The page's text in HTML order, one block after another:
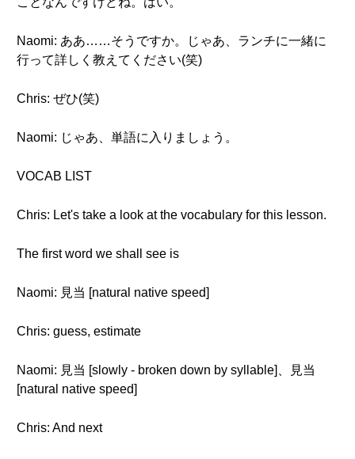
Naomi: ああ……そうですか。じゃあ、ランチに一緒に
行って詳しく教えてください(笑)
Chris: ぜひ(笑)
Naomi: じゃあ、単語に入りましょう。
VOCAB LIST
Chris: Let's take a look at the vocabulary for this lesson.
The first word we shall see is
Naomi: 見当 [natural native speed]
Chris: guess, estimate
Naomi: 見当 [slowly - broken down by syllable]、見当
[natural native speed]
Chris: And next